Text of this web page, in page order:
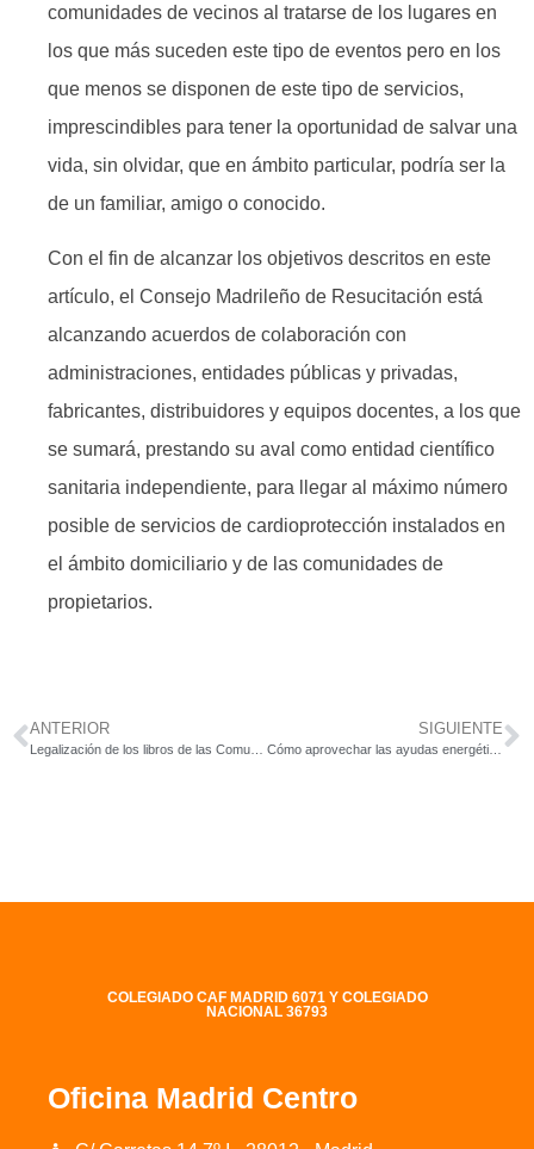
comunidades de vecinos al tratarse de los lugares en
los que más suceden este tipo de eventos pero en los
que menos se disponen de este tipo de servicios,
imprescindibles para tener la oportunidad de salvar una
vida, sin olvidar, que en ámbito particular, podría ser la
de un familiar, amigo o conocido.
Con el fin de alcanzar los objetivos descritos en este
artículo, el Consejo Madrileño de Resucitación está
alcanzando acuerdos de colaboración con
administraciones, entidades públicas y privadas,
fabricantes, distribuidores y equipos docentes, a los que
se sumará, prestando su aval como entidad científico
sanitaria independiente, para llegar al máximo número
posible de servicios de cardioprotección instalados en
el ámbito domiciliario y de las comunidades de
propietarios.
ANTERIOR SIGUIENTE
Cómo aprovechar las ayudas energéticas en las Comunidades de Propietarios
COLEGIADO CAF MADRID 6071 Y COLEGIADO
NACIONAL 36793
Oficina Madrid Centro